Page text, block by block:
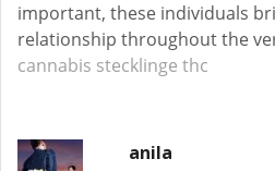
important, these individuals
relationship throughout the
cannabis stecklinge thc
anila